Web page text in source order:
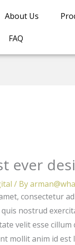
About Us
FAQ
ever
/ By
consectetur
nostrud
velit esse
mollit anim id est